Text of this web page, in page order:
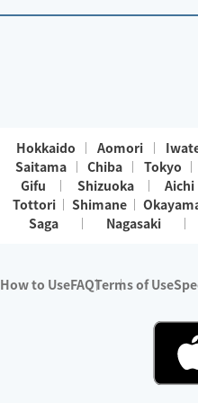
Hokkaido Aomori
Saitama
Chiba Tokyo
Gifu
Shizuoka Aichi
Tottori
Shimane
Saga
Nagasaki
How to UseFAQTerms of Use